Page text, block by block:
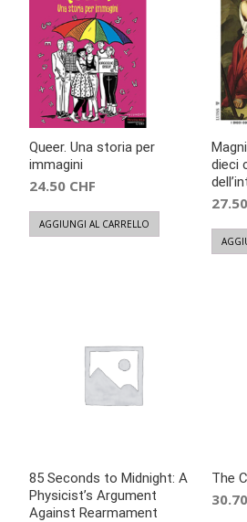
Queer. Una storia per
immagini
24.50 CHF
AGGIUNGI AL CARRELLO
dieci
27.50
85 Seconds to Midnight: A
Physicist’s Argument
Against Rearmament
The
30.70